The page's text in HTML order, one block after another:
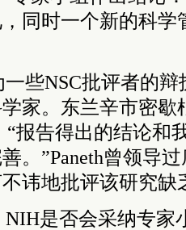
同时一个新的科学
些NSC批评者的
家。东兰辛市密歇
“报告得出的结论和
。”Paneth曾领导
讳地批评该研究缺
是否会采纳专家